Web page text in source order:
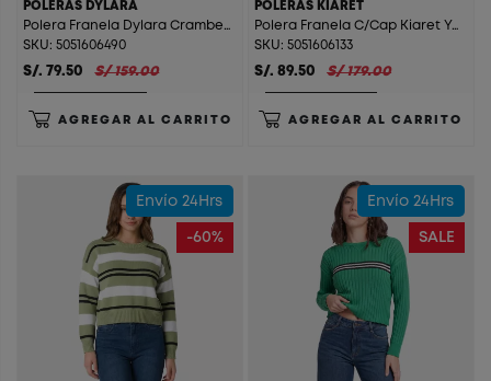
POLERAS DYLARA
Polera Franela Dylara Cramberry
SKU: 5051606490
S/. 79.50 S/ 159.00
AGREGAR AL CARRITO
POLERAS KIARET
Polera Franela C/Cap Kiaret Yellow
SKU: 5051606133
S/. 89.50 S/ 179.00
AGREGAR AL CARRITO
Envío 24Hrs
-60%
Envío 24Hrs
SALE